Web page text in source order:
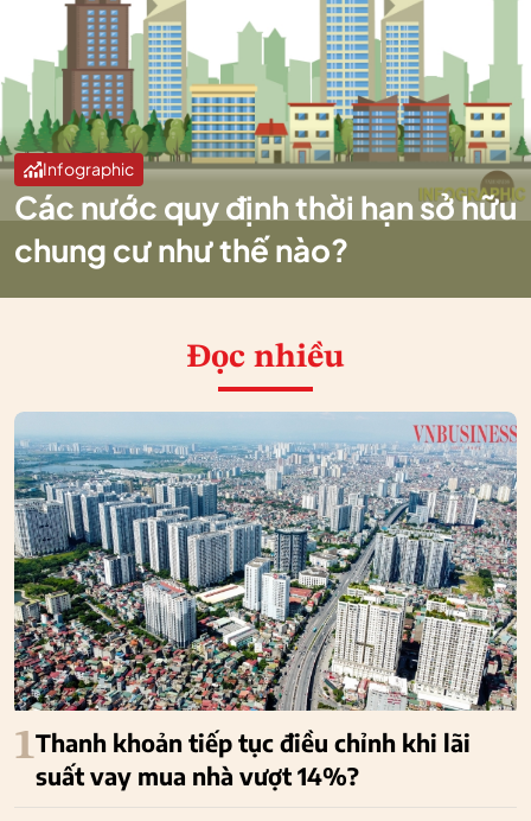
Infographic
Các nước quy định thời hạn sở hữu
chung cư như thế nào?
Đọc nhiều
1Thanh khoản tiếp tục điều chỉnh khi lãi
suất vay mua nhà vượt 14%?